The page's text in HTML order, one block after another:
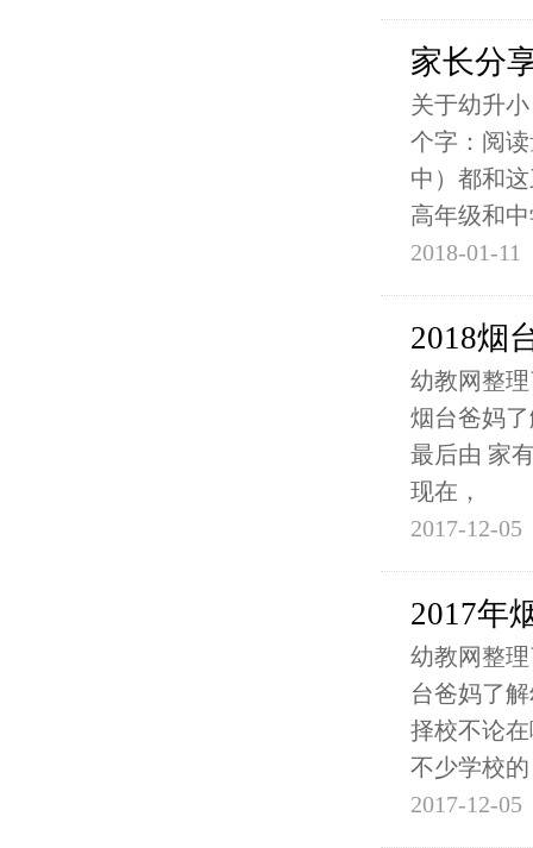
家长分
关于幼升
个字：阅
中）都和
高年级和
2018-01-11
2018烟
幼教网整
烟台爸妈
最后由 家
现在，
2017-12-05
2017年
幼教网整
台爸妈了
择校不论
不少学校的
2017-12-05